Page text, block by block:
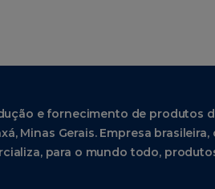
e fornecimento de produtos
Minas Gerais. Empresa
para o mundo todo,